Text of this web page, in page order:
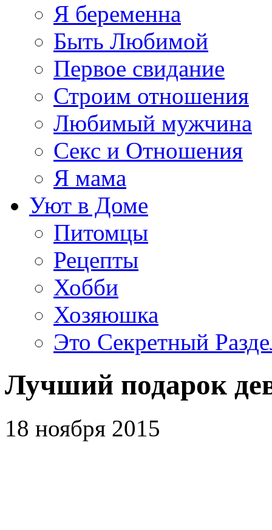
Я беременна
Быть Любимой
Первое свидание
Строим отношения
Любимый мужчина
Секс и Отношения
Я мама
Уют в Доме
Питомцы
Рецепты
Хобби
Хозяюшка
Это Секретный
Лучший подарок
18 ноября 2015